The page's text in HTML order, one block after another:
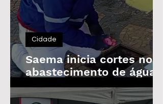
Saema inicia cortes no
abastecimento de água
de imóveis inadimplentes
a partir de 3 de agosto
Cidade